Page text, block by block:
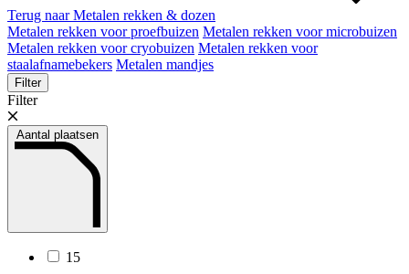
Terug naar Metalen rekken & dozen
Metalen rekken voor proefbuizen Metalen rekken voor microbuizen
Metalen rekken voor cryobuizen Metalen rekken voor
staalafnamebekers Metalen mandjes
Filter
Filter
Aantal plaatsen
15